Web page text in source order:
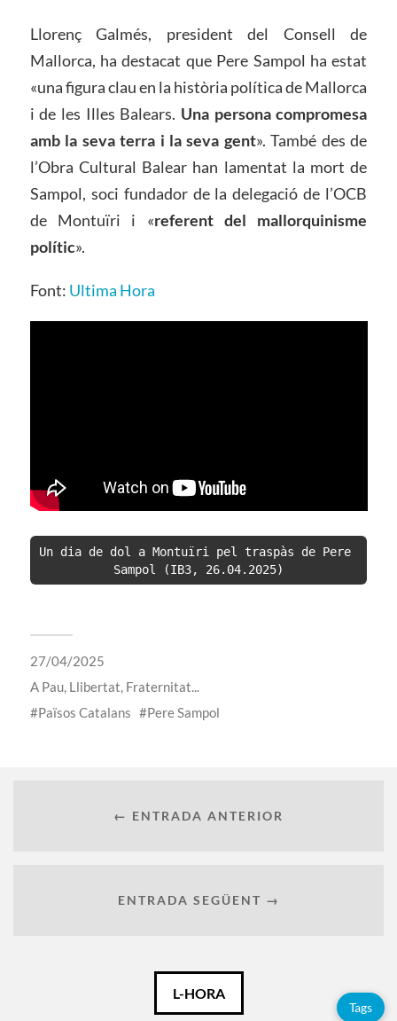
Llorenç Galmés, president del Consell de
Mallorca, ha destacat que Pere Sampol ha estat
«una figura clau en la història política de Mallorca
i de les Illes Balears. Una persona compromesa
amb la seva terra i la seva gent». També des de
l’Obra Cultural Balear han lamentat la mort de
Sampol, soci fundador de la delegació de l’OCB
de Montuïri i «referent del mallorquinisme
polític».
Font: Ultima Hora
Un dia de dol a Montuïri pel traspàs de Pere
Sampol (IB3, 26.04.2025)
27/04/2025
A Pau, Llibertat, Fraternitat...
Països Catalans
Pere Sampol
← ENTRADA ANTERIOR
ENTRADA SEGÜENT →
L-HORA
Tags